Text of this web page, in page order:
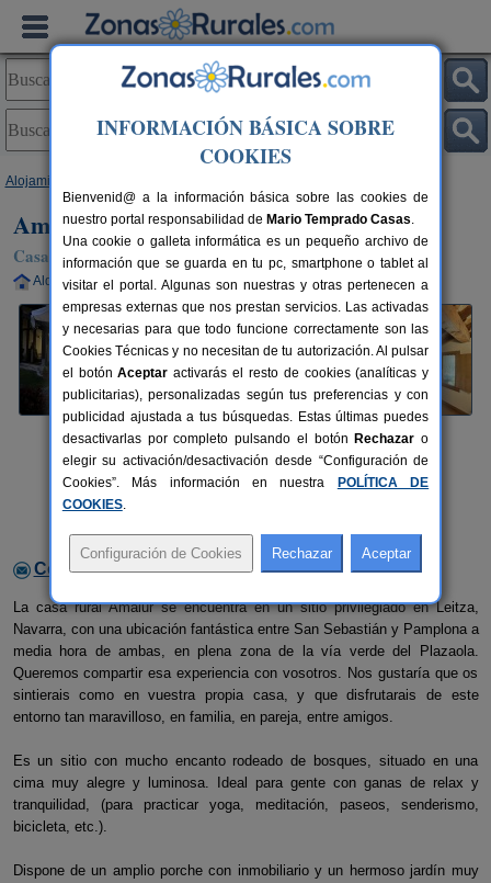
Alojamientos
Amaiur Landetxea
Casa Rural en Leitza (Navarra)
Alquiler completo 6+2 plazas 61 km de Pamplona
Contactar con el alojamiento
La casa rural Amaiur se encuentra en un sitio privilegiado en Leitza,
Navarra, con una ubicación fantástica entre San Sebastián y Pamplona a
media hora de ambas, en plena zona de la vía verde del Plazaola.
Queremos compartir esa experiencia con vosotros. Nos gustaría que os
sintierais como en vuestra propia casa, y que disfrutarais de este
entorno tan maravilloso, en familia, en pareja, entre amigos.
Es un sitio con mucho encanto rodeado de bosques, situado en una
cima muy alegre y luminosa. Ideal para gente con ganas de relax y
tranquilidad, (para practicar yoga, meditación, paseos, senderismo,
bicicleta, etc.).
Dispone de un amplio porche con inmobiliario y un hermoso jardín muy
INFORMACIÓN BÁSICA SOBRE
COOKIES
Bienvenid@ a la información básica sobre las cookies de
nuestro portal responsabilidad de Mario Temprado Casas.
Una cookie o galleta informática es un pequeño archivo de
información que se guarda en tu pc, smartphone o tablet al
visitar el portal. Algunas son nuestras y otras pertenecen a
empresas externas que nos prestan servicios. Las activadas
y necesarias para que todo funcione correctamente son las
Cookies Técnicas y no necesitan de tu autorización. Al pulsar
el botónAceptar activarás el resto de cookies (analíticas y
publicitarias), personalizadas según tus preferencias y con
publicidad ajustada a tus búsquedas. Estas últimas puedes
desactivarlas por completo pulsando el botón Rechazar o
elegir su activación/desactivación desde “Configuración de
Cookies”. Más información en nuestra
POLÍTICA DE
COOKIES.